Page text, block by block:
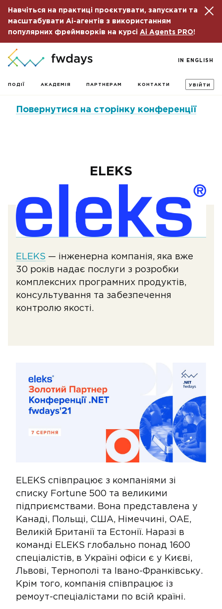
Навчіться на практиці проєктувати, запускати та
масштабувати Ai-агентів з використанням
популярних фреймворків на курсі Ai Agents PRO!
ПОДІЇ АКАДЕМІЯ ПАРТНЕРАМ КОНТАКТИ УВІЙТИ
IN ENGLISH
Повернутися на сторінку конференції
ELEKS
ELEKS — інженерна компанія, яка вже
30 років надає послуги з розробки
комплексних програмних продуктів,
консультування та забезпечення
контролю якості.
ELEKS співпрацює з компаніями зі
списку Fortune 500 та великими
підприємствами. Вона представлена у
Канаді, Польщі, США, Німеччині, ОАЕ,
Великій Британії та Естонії. Наразі в
команді ELEKS глобально понад 1600
спеціалістів, в Україні офіси є у Києві,
Львові, Тернополі та Івано-Франківську.
Крім того, компанія співпрацює із
ремоут-спеціалістами по всій країні.